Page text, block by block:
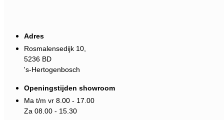
Adres
Rosmalensedijk 10,
5236 BD
's-Hertogenbosch
Openingstijden showroom
Ma t/m vr 8.00 - 17.00
Za 08.00 - 15.30